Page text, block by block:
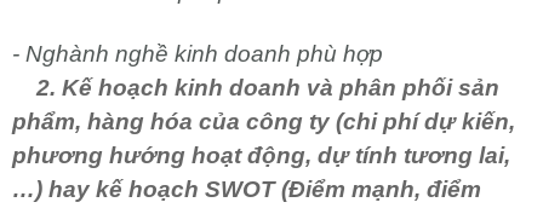
- Nghành nghề kinh doanh phù hợp
2. Kế hoạch kinh doanh và phân phối sản
phẩm, hàng hóa của công ty (chi phí dự kiến,
phương hướng hoạt động, dự tính tương lai,
…) hay kế hoạch SWOT (Điểm mạnh, điểm